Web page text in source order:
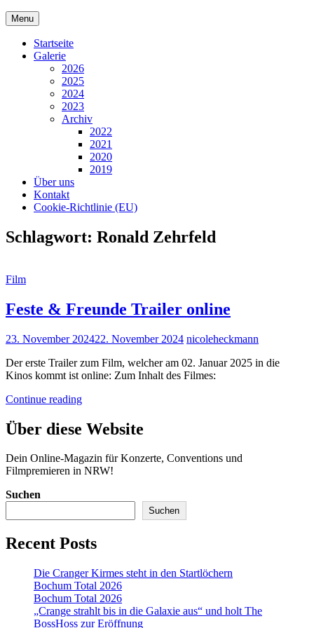
Skip
to
content
Menu
Startseite
Galerie
2026
2025
2024
2023
Archiv
2022
2021
2020
2019
Über uns
Kontakt
Cookie-Richtlinie (EU)
Schlagwort: Ronald Zehrfeld
Cat
Film
Feste & Freunde Trailer online
Posted
23. November 202422. November 2024 nicoleheckmann
Der erste Trailer zum Film, welcher am 02. Januar 2025 in die
Kinos kommt ist online: Zum Inhalt des Filmes:
Continue readingFeste
Freunde
Trailer
Über diese Website
Dein Online-Magazin für Konzerte, Conventions und
Filmpremieren in NRW!
Suchen
Suchen
Recent Posts
Die Cranger Kirmes steht in den Startlöchern
Bochum Total 2026
Bochum Total 2026
„Crange strahlt bis in die Galaxie aus“ und holt The
BossHoss zur Eröffnung